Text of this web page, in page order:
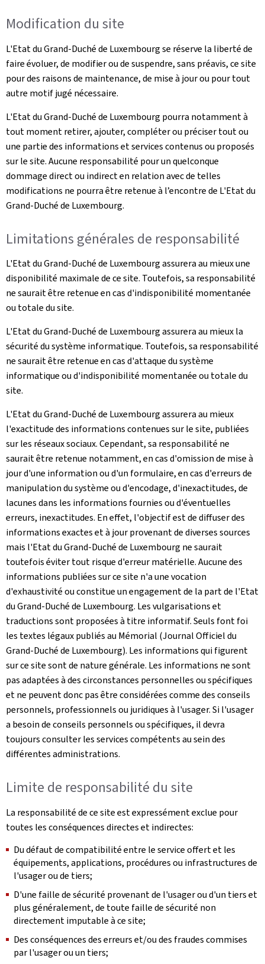
Modification du site
L'Etat du Grand-Duché de Luxembourg se réserve la liberté de
faire évoluer, de modifier ou de suspendre, sans préavis, ce site
pour des raisons de maintenance, de mise à jour ou pour tout
autre motif jugé nécessaire.
L'Etat du Grand-Duché de Luxembourg pourra notamment à
tout moment retirer, ajouter, compléter ou préciser tout ou
une partie des informations et services contenus ou proposés
sur le site. Aucune responsabilité pour un quelconque
dommage direct ou indirect en relation avec de telles
modifications ne pourra être retenue à l’encontre de L'Etat du
Grand-Duché de Luxembourg.
Limitations générales de responsabilité
L'Etat du Grand-Duché de Luxembourg assurera au mieux une
disponibilité maximale de ce site. Toutefois, sa responsabilité
ne saurait être retenue en cas d'indisponibilité momentanée
ou totale du site.
L'Etat du Grand-Duché de Luxembourg assurera au mieux la
sécurité du système informatique. Toutefois, sa responsabilité
ne saurait être retenue en cas d'attaque du système
informatique ou d'indisponibilité momentanée ou totale du
site.
L'Etat du Grand-Duché de Luxembourg assurera au mieux
l'exactitude des informations contenues sur le site, publiées
sur les réseaux sociaux. Cependant, sa responsabilité ne
saurait être retenue notamment, en cas d'omission de mise à
jour d'une information ou d'un formulaire, en cas d'erreurs de
manipulation du système ou d'encodage, d'inexactitudes, de
lacunes dans les informations fournies ou d'éventuelles
erreurs, inexactitudes. En effet, l'objectif est de diffuser des
informations exactes et à jour provenant de diverses sources
mais l'Etat du Grand-Duché de Luxembourg ne saurait
toutefois éviter tout risque d'erreur matérielle. Aucune des
informations publiées sur ce site n'a une vocation
d'exhaustivité ou constitue un engagement de la part de l'Etat
du Grand-Duché de Luxembourg. Les vulgarisations et
traductions sont proposées à titre informatif. Seuls font foi
les textes légaux publiés au Mémorial (Journal Officiel du
Grand-Duché de Luxembourg). Les informations qui figurent
sur ce site sont de nature générale. Les informations ne sont
pas adaptées à des circonstances personnelles ou spécifiques
et ne peuvent donc pas être considérées comme des conseils
personnels, professionnels ou juridiques à l'usager. Si l'usager
a besoin de conseils personnels ou spécifiques, il devra
toujours consulter les services compétents au sein des
différentes administrations.
Limite de responsabilité du site
La responsabilité de ce site est expressément exclue pour
toutes les conséquences directes et indirectes:
Du défaut de compatibilité entre le service offert et les
équipements, applications, procédures ou infrastructures de
l'usager ou de tiers;
D'une faille de sécurité provenant de l'usager ou d'un tiers et
plus généralement, de toute faille de sécurité non
directement imputable à ce site;
Des conséquences des erreurs et/ou des fraudes commises
par l'usager ou un tiers;